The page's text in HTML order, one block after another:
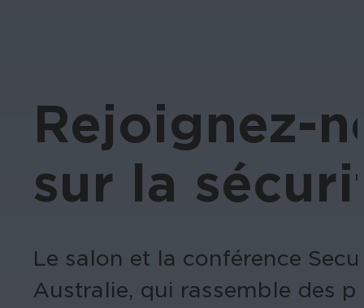
Rejoignez-
sur la
Le salon et la conférence
Australie, qui rassemble des